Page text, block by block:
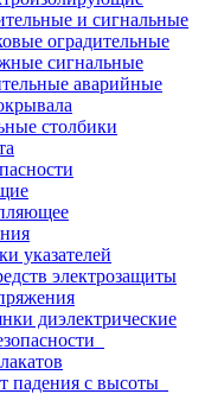
и сигнальные
оградительные
сигнальные
аварийные
столбики
указателей
электрозащиты
диэлектрические
падения с высоты